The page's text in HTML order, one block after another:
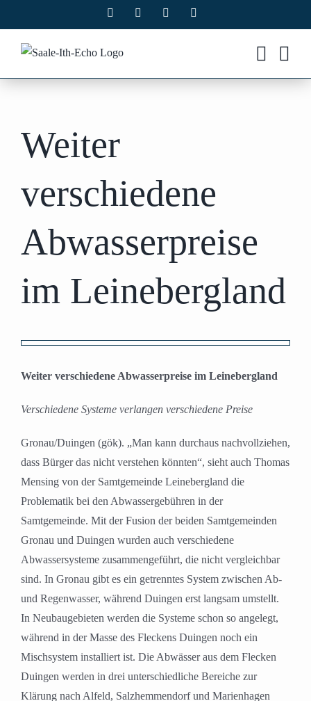
Inhalt
springen
Facebook Instagram
Weiter
verschiedene
Abwasserpreise
im Leinebergland
grösseres
Weiter verschiedene Abwasserpreise im Leinebergland
Verschiedene Systeme verlangen verschiedene Preise
Gronau/Duingen (gök). „Man kann durchaus nachvollziehen,
dass Bürger das nicht verstehen könnten“, sieht auch Thomas
Mensing von der Samtgemeinde Leinebergland die
Problematik bei den Abwassergebühren in der
Samtgemeinde. Mit der Fusion der beiden Samtgemeinden
Gronau und Duingen wurden auch verschiedene
Abwassersysteme zusammengeführt, die nicht vergleichbar
sind. In Gronau gibt es ein getrenntes System zwischen Ab-
und Regenwasser, während Duingen erst langsam umstellt.
In Neubaugebieten werden die Systeme schon so angelegt,
während in der Masse des Fleckens Duingen noch ein
Mischsystem installiert ist. Die Abwässer aus dem Flecken
Duingen werden in drei unterschiedliche Bereiche zur
Klärung nach Alfeld, Salzhemmendorf und Marienhagen